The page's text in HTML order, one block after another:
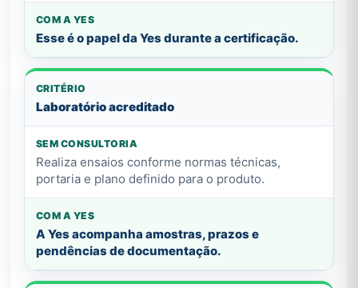
Esse é o papel da Yes durante a certificação.
Laboratório acreditado
Realiza ensaios conforme normas técnicas,
portaria e plano definido para o produto.
A Yes acompanha amostras, prazos e
pendências de documentação.